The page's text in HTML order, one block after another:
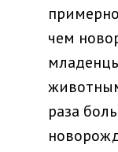
чем
раза